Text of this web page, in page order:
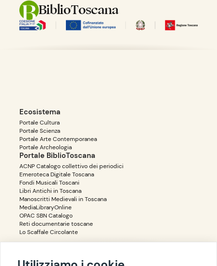
BiblioToscana
Ecosistema
Portale Cultura
Portale Scienza
Portale Arte Contemporanea
Portale Archeologia
Portale BiblioToscana
ACNP Catalogo collettivo dei periodici
Emeroteca Digitale Toscana
Fondi Musicali Toscani
Libri Antichi in Toscana
Manoscritti Medievali in Toscana
MediaLibraryOnline
OPAC SBN Catalogo
Reti documentarie toscane
Lo Scaffale Circolante